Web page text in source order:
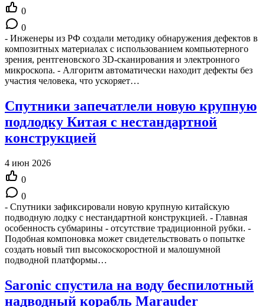
0
0
- Инженеры из РФ создали методику обнаружения дефектов в
композитных материалах с использованием компьютерного
зрения, рентгеновского 3D-сканирования и электронного
микроскопа. - Алгоритм автоматически находит дефекты без
участия человека, что ускоряет…
Спутники запечатлели новую крупную
подлодку Китая с нестандартной
конструкцией
4 июн 2026
0
0
- Спутники зафиксировали новую крупную китайскую
подводную лодку с нестандартной конструкцией. - Главная
особенность субмарины - отсутствие традиционной рубки. -
Подобная компоновка может свидетельствовать о попытке
создать новый тип высокоскоростной и малошумной
подводной платформы…
Saronic спустила на воду беспилотный
надводный корабль Marauder